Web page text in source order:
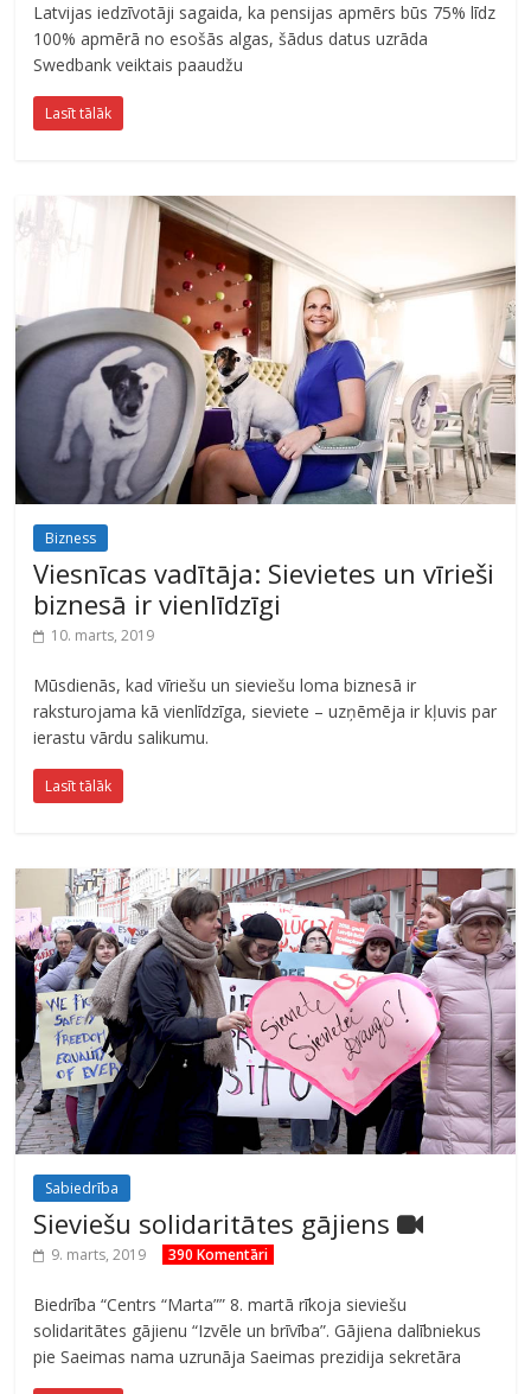
Latvijas iedzīvotāji sagaida, ka pensijas apmērs būs 75% līdz
100% apmērā no esošās algas, šādus datus uzrāda
Swedbank veiktais paaudžu
Lasīt tālāk
Bizness
Viesnīcas vadītāja: Sievietes un vīrieši
biznesā ir vienlīdzīgi
10. marts, 2019
Mūsdienās, kad vīriešu un sieviešu loma biznesā ir
raksturojama kā vienlīdzīga, sieviete – uzņēmēja ir kļuvis par
ierastu vārdu salikumu.
Lasīt tālāk
Sabiedrība
Sieviešu solidaritātes gājiens
9. marts, 2019 390 Komentāri
Biedrība “Centrs “Marta”” 8. martā rīkoja sieviešu
solidaritātes gājienu “Izvēle un brīvība”. Gājiena dalībniekus
pie Saeimas nama uzrunāja Saeimas prezidija sekretāra